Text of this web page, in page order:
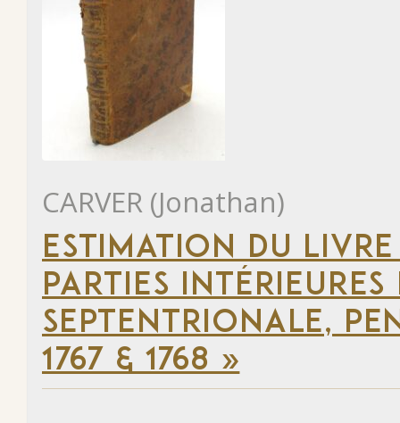
CARVER (Jonathan)
ESTIMATION DU
PARTIES
SEPTENTRIONALE,
1767 & 1768 »